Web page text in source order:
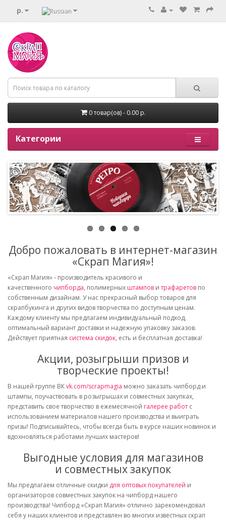
р.
0 товар(ов) - 0.00 р.
Категории
Добро пожаловать в интернет-магазин
«Скрап Магия»!
«Скрап Магия» - производитель красивого и
качественного чипборда, полимерных штампов итрафаретов по
собственным дизайнам. У нас прекрасный выбор товаров для
скрапбукинга и других видов творчества по доступным ценам.
Каждому клиенту мы предлагаем индивидуальный подход,
оптимальный вариант доставки и надежную упаковку заказов.
Действует приятная система скидок, есть и бесплатная доставка!
Акции, розыгрыши призов и
творческие проекты!
В нашей группе ВКvk.com/scrapmagia можно заказать чипборд и
штампы, поучаствовать в розыгрышах и совместных закупках,
представить свое творчество в ежемесячной галерее работ с
использованием материалов нашего производства и выиграть
призы! Подписывайтесь, чтобы всегда быть в курсе наших новинок и
вдохновляться работами лучших мастеров!
Выгодные условия для магазинов
и совместных закупок
Мы предлагаем отличные скидки для оптовых покупателей и
организаторов совместных закупок на чипборд нашего
производства! Чипборд «Скрап Магия» отлично зарекомендовал
себя у наших клиентов и представлен во многих известных скрап